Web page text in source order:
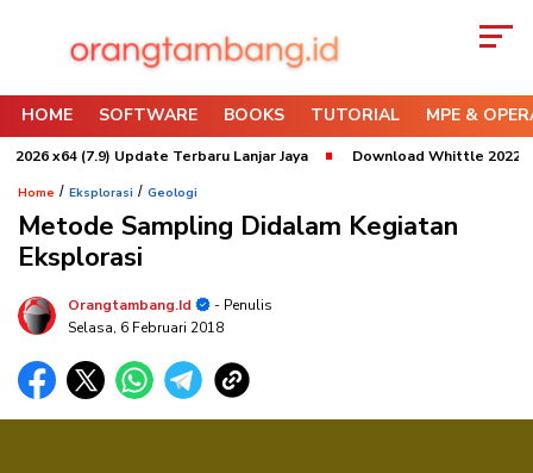
HOME SOFTWARE BOOKS TUTORIAL MPE &
(7.9) Update Terbaru Lanjar Jaya Download Whittle 2022 x64
Home / Eksplorasi / Geologi
Metode Sampling Didalam Kegiatan
Eksplorasi
Orangtambang.id
- Penulis
Selasa, 6 Februari 2018